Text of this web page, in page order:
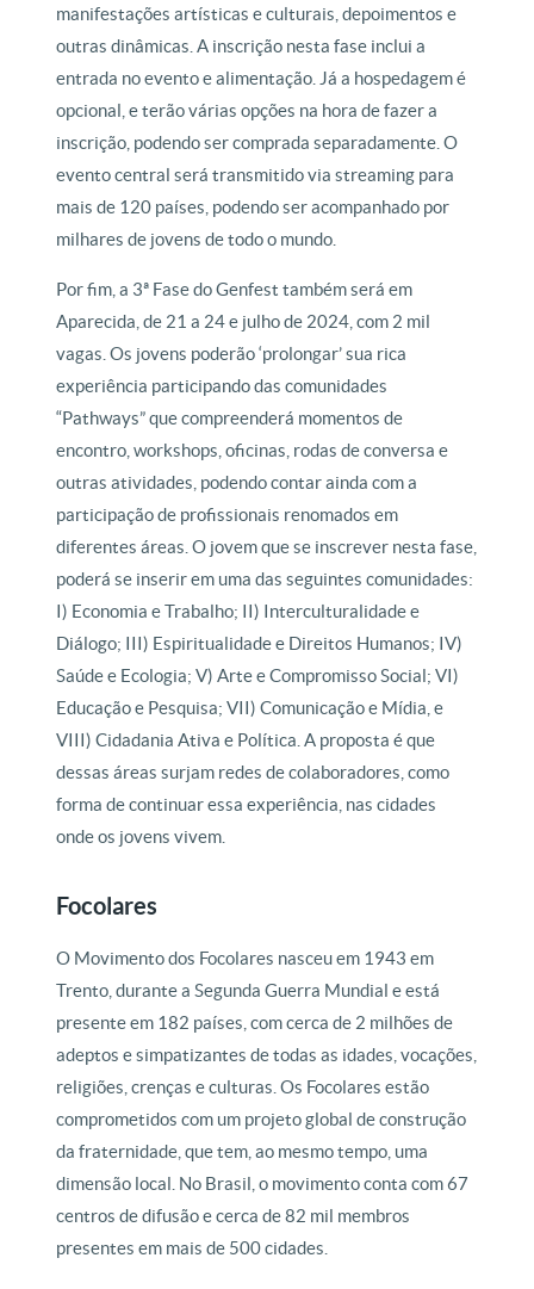
manifestações artísticas e culturais, depoimentos e
outras dinâmicas. A inscrição nesta fase inclui a
entrada no evento e alimentação. Já a hospedagem é
opcional, e terão várias opções na hora de fazer a
inscrição, podendo ser comprada separadamente. O
evento central será transmitido via streaming para
mais de 120 países, podendo ser acompanhado por
milhares de jovens de todo o mundo.
Por fim, a 3ª Fase do Genfest também será em
Aparecida, de 21 a 24 e julho de 2024, com 2 mil
vagas. Os jovens poderão ‘prolongar’ sua rica
experiência participando das comunidades
“Pathways” que compreenderá momentos de
encontro, workshops, oficinas, rodas de conversa e
outras atividades, podendo contar ainda com a
participação de profissionais renomados em
diferentes áreas. O jovem que se inscrever nesta fase,
poderá se inserir em uma das seguintes comunidades:
I) Economia e Trabalho; II) Interculturalidade e
Diálogo; III) Espiritualidade e Direitos Humanos; IV)
Saúde e Ecologia; V) Arte e Compromisso Social; VI)
Educação e Pesquisa; VII) Comunicação e Mídia, e
VIII) Cidadania Ativa e Política. A proposta é que
dessas áreas surjam redes de colaboradores, como
forma de continuar essa experiência, nas cidades
onde os jovens vivem.
Focolares
O Movimento dos Focolares nasceu em 1943 em
Trento, durante a Segunda Guerra Mundial e está
presente em 182 países, com cerca de 2 milhões de
adeptos e simpatizantes de todas as idades, vocações,
religiões, crenças e culturas. Os Focolares estão
comprometidos com um projeto global de construção
da fraternidade, que tem, ao mesmo tempo, uma
dimensão local. No Brasil, o movimento conta com 67
centros de difusão e cerca de 82 mil membros
presentes em mais de 500 cidades.